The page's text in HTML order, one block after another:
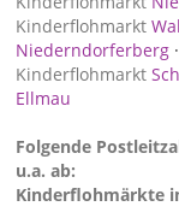
Kinderflohmarkt
Niederndorferberg ·
Kinderflohmarkt
Ellmau
Folgende
u.a. ab:
Kinderflohmärkte